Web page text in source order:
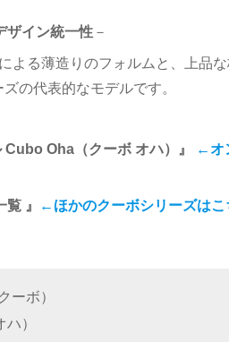
ザイン統一性 －
よる薄造りのフォルムと、上品
の代表的なモデルです。
Cubo Oha（クーボ オハ）』
←オ
』 ←ほかのクーボシリーズはこ
ーボ）
）